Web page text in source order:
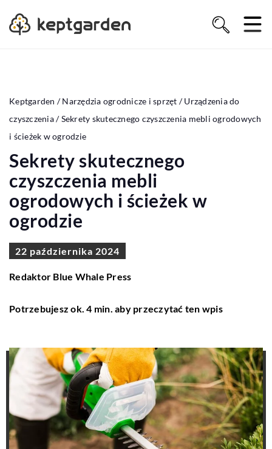
Keptgarden /Narzędzia ogrodnicze i sprzęt /Urządzenia do
czyszczenia/Sekrety skutecznego czyszczenia mebli ogrodowych
i ścieżek w ogrodzie
Sekrety skutecznego
czyszczenia mebli
ogrodowych i ścieżek w
ogrodzie
22 października 2024
Redaktor Blue Whale Press
Potrzebujesz ok. 4 min. aby przeczytać ten wpis